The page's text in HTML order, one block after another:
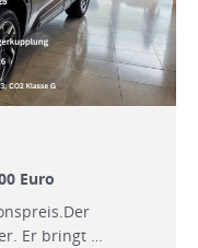
Euro
Er bringt …